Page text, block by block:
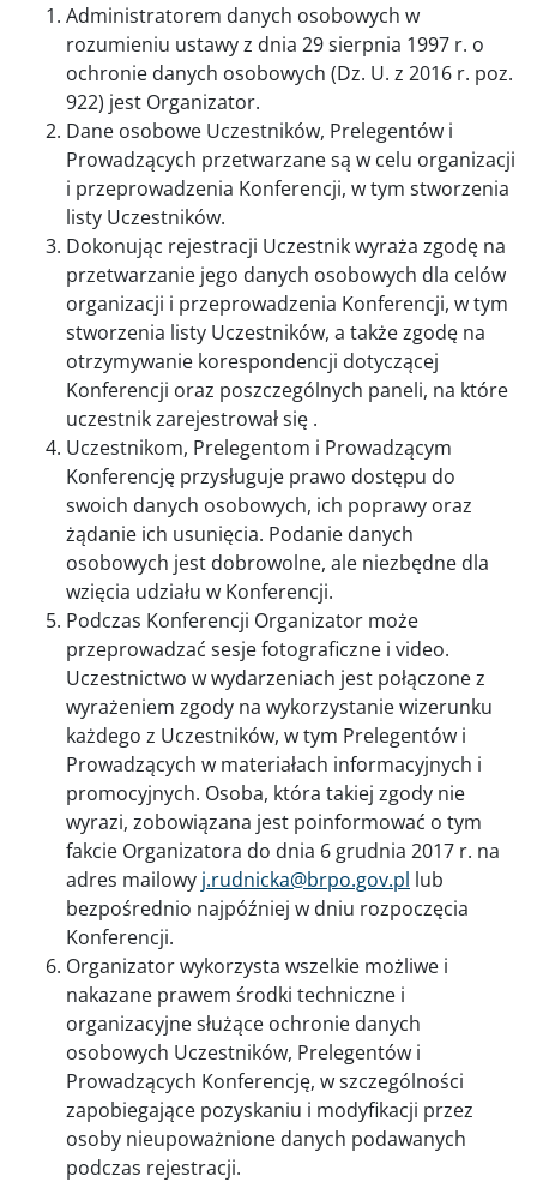
Administratorem danych osobowych w
rozumieniu ustawy z dnia 29 sierpnia 1997 r. o
ochronie danych osobowych (Dz. U. z 2016 r. poz.
922) jest Organizator.
Dane osobowe Uczestników, Prelegentów i
Prowadzących przetwarzane są w celu organizacji
i przeprowadzenia Konferencji, w tym stworzenia
listy Uczestników.
Dokonując rejestracji Uczestnik wyraża zgodę na
przetwarzanie jego danych osobowych dla celów
organizacji i przeprowadzenia Konferencji, w tym
stworzenia listy Uczestników, a także zgodę na
otrzymywanie korespondencji dotyczącej
Konferencji oraz poszczególnych paneli, na które
uczestnik zarejestrował się .
Uczestnikom, Prelegentom i Prowadzącym
Konferencję przysługuje prawo dostępu do
swoich danych osobowych, ich poprawy oraz
żądanie ich usunięcia. Podanie danych
osobowych jest dobrowolne, ale niezbędne dla
wzięcia udziału w Konferencji.
Podczas Konferencji Organizator może
przeprowadzać sesje fotograficzne i video.
Uczestnictwo w wydarzeniach jest połączone z
wyrażeniem zgody na wykorzystanie wizerunku
każdego z Uczestników, w tym Prelegentów i
Prowadzących w materiałach informacyjnych i
promocyjnych. Osoba, która takiej zgody nie
wyrazi, zobowiązana jest poinformować o tym
fakcie Organizatora do dnia 6 grudnia 2017 r. na
adres mailowy j.rudnicka@brpo.gov.pl lub
bezpośrednio najpóźniej w dniu rozpoczęcia
Konferencji.
Organizator wykorzysta wszelkie możliwe i
nakazane prawem środki techniczne i
organizacyjne służące ochronie danych
osobowych Uczestników, Prelegentów i
Prowadzących Konferencję, w szczególności
zapobiegające pozyskaniu i modyfikacji przez
osoby nieupoważnione danych podawanych
podczas rejestracji.